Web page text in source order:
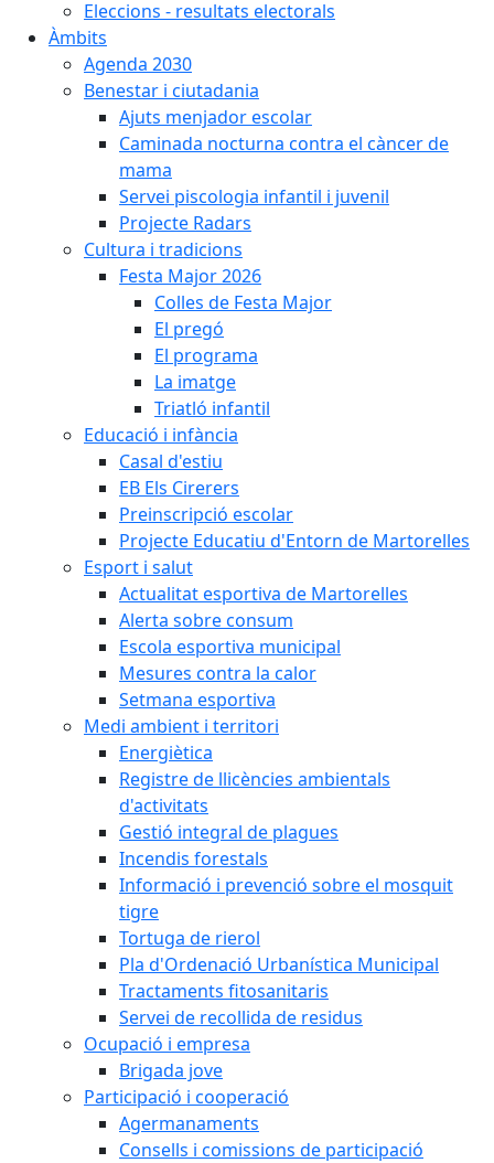
Eleccions - resultats electorals
Àmbits
Agenda 2030
Benestar i ciutadania
Ajuts menjador escolar
Caminada nocturna contra el càncer de
mama
Servei piscologia infantil i juvenil
Projecte Radars
Cultura i tradicions
Festa Major 2026
Colles de Festa Major
El pregó
El programa
La imatge
Triatló infantil
Educació i infància
Casal d'estiu
EB Els Cirerers
Preinscripció escolar
Projecte Educatiu d'Entorn de Martorelles
Esport i salut
Actualitat esportiva de Martorelles
Alerta sobre consum
Escola esportiva municipal
Mesures contra la calor
Setmana esportiva
Medi ambient i territori
Energiètica
Registre de llicències ambientals
d'activitats
Gestió integral de plagues
Incendis forestals
Informació i prevenció sobre el mosquit
tigre
Tortuga de rierol
Pla d'Ordenació Urbanística Municipal
Tractaments fitosanitaris
Servei de recollida de residus
Ocupació i empresa
Brigada jove
Participació i cooperació
Agermanaments
Consells i comissions de participació